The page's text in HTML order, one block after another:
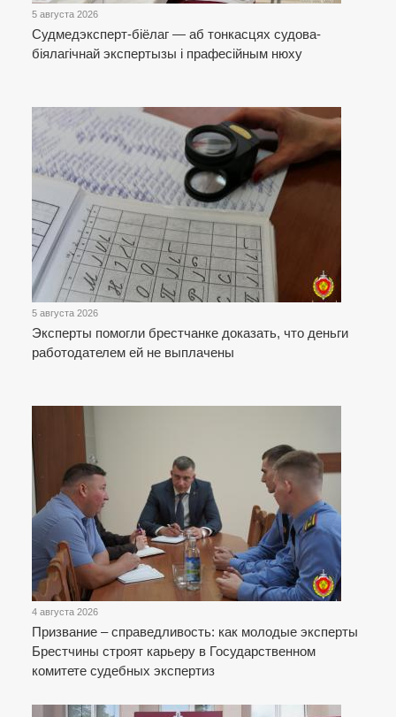
5 августа 2026
Cудмедэксперт-біёлаг — аб тонкасцях судова-
біялагічнай экспертызы і прафесійным нюху
5 августа 2026
Эксперты помогли брестчанке доказать, что деньги
работодателем ей не выплачены
4 августа 2026
Призвание – справедливость: как молодые эксперты
Брестчины строят карьеру в Государственном
комитете судебных экспертиз